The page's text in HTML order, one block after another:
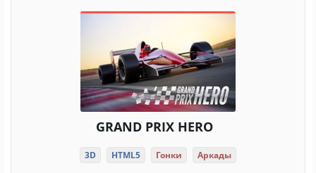
GRAND PRIX HERO
3D HTML5 Гонки Аркады